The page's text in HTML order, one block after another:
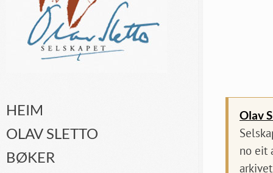
Olav
no eit
HEIM
OLAV SLETTO
BØKER